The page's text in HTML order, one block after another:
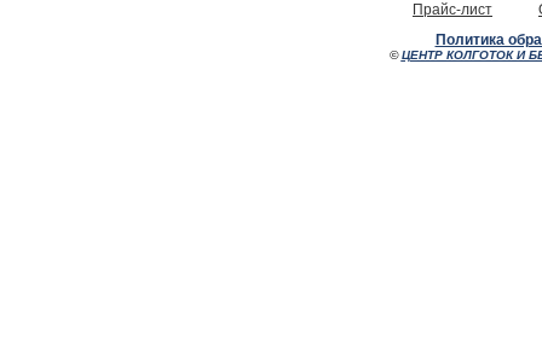
Прайс-лист
Политика
©ЦЕНТР КОЛГОТОК И